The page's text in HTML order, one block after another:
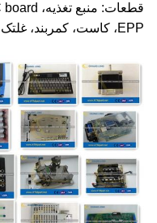
EPP، کاست، کمربند، غلتک، شفت ...